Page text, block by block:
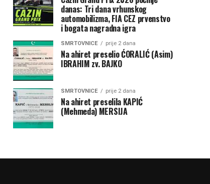
danas: Tri dana vrhunskog
automobilizma, FIA CEZ prvenstvo
i bogata nagradna igra
SMRTOVNICE prije 2 dana
Na ahiret preselio ĆORALIĆ (Asim)
IBRAHIM zv. BAJKO
SMRTOVNICE prije 2 dana
Na ahiret preselila KAPIĆ
(Mehmeda) MERSIJA